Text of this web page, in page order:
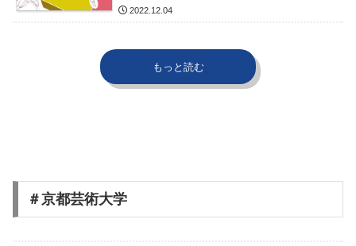
2022.12.04
もっと読む
＃京都芸術大学